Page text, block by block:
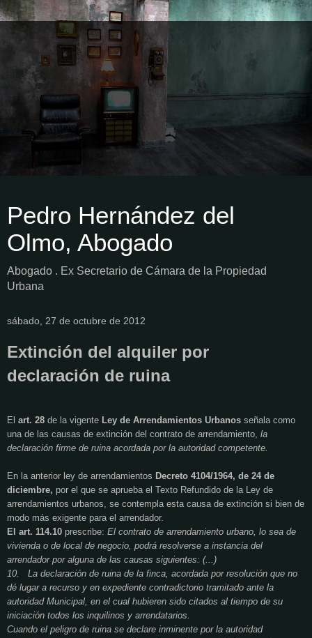
Pedro Hernández del
Olmo, Abogado
Abogado . Ex Secretario de Cámara de la Propiedad
Urbana
sábado, 27 de octubre de 2012
Extinción del alquiler por
declaración de ruina
El art. 28 de la vigente Ley de Arrendamientos Urbanos señala como
una de las causas de extinción del contrato de arrendamiento, la
declaración firme de ruina acordada por la autoridad competente.
En la anterior ley de arrendamientos Decreto 4104/1964, de 24 de
diciembre, por el que se aprueba el Texto Refundido de la Ley de
arrendamientos urbanos, se contempla esta causa de extinción si bien de
modo más exigente para el arrendador.
El art. 114.10 prescribe: El contrato de arrendamiento urbano, lo sea de
vivienda o de local de negocio, podrá resolverse a instancia del
arrendador por alguna de las causas siguientes: (...)
10.
La declaración de ruina de la finca, acordada por resolución que no
dé lugar a recurso y en expediente contradictorio tramitado ante la
autoridad Municipal, en el cual hubieren sido citados al tiempo de su
iniciación todos los inquilinos y arrendatarios.
Cuando el peligro de ruina se declare inminente por la autoridad